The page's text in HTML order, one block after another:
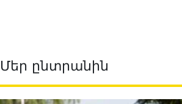
Մեր ընտրանին